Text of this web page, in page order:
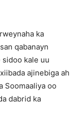
ka
qabanayn
sidoo kale uu
ajinebiga ah
Soomaaliya oo
dabrid ka